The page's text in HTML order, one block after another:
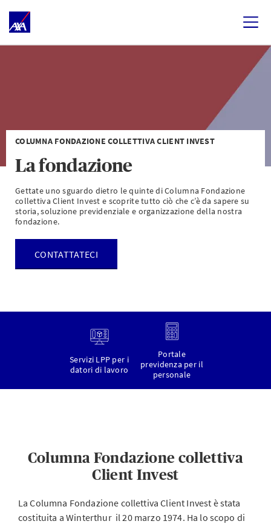
COLUMNA FONDAZIONE COLLETTIVA CLIENT INVEST
La fondazione
Gettate uno sguardo dietro le quinte di Columna Fondazione
collettiva Client Invest e scoprite tutto ciò che c’è da sapere su
storia, soluzione previdenziale e organizzazione della nostra
fondazione.
CONTATTATECI
Servizi LPP per i
datori di lavoro
Portale
previdenza per il
personale
Columna Fondazione collettiva
Client Invest
La Columna Fondazione collettiva Client Invest è stata
costituita a Winterthur il 20 marzo 1974. Ha lo scopo di